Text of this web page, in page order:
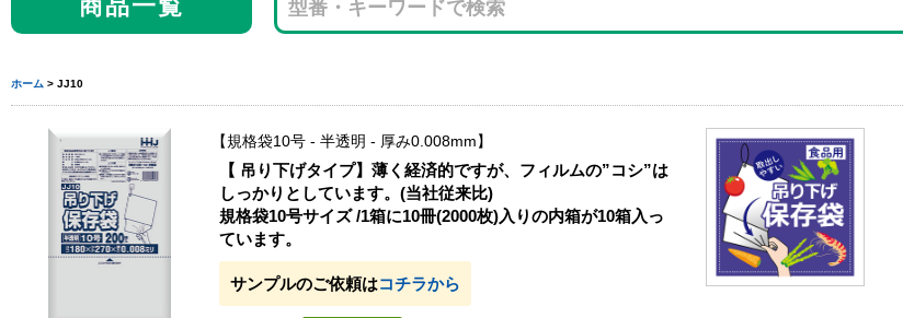
商品一覧
ホーム > JJ10
規格袋10号 - 半透明 - 厚み0.008mm
【 吊り下げタイプ】薄く経済的ですが、フィルムの”コシ”は
しっかりとしています。(当社従来比)
規格袋10号サイズ /1箱に10冊(2000枚)入りの内箱が10箱入っ
ています。
サンプルのご依頼はコチラから